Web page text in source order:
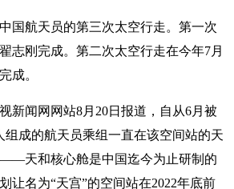
国航天员的第三次太空行走。第一次
志刚完成。第二次太空行走在今年7月
成。
新闻网网站8月20日报道，自从6月被
组成的航天员乘组一直在该空间站的天
天和核心舱是中国迄今为止研制的
让名为“天宫”的空间站在2022年底前